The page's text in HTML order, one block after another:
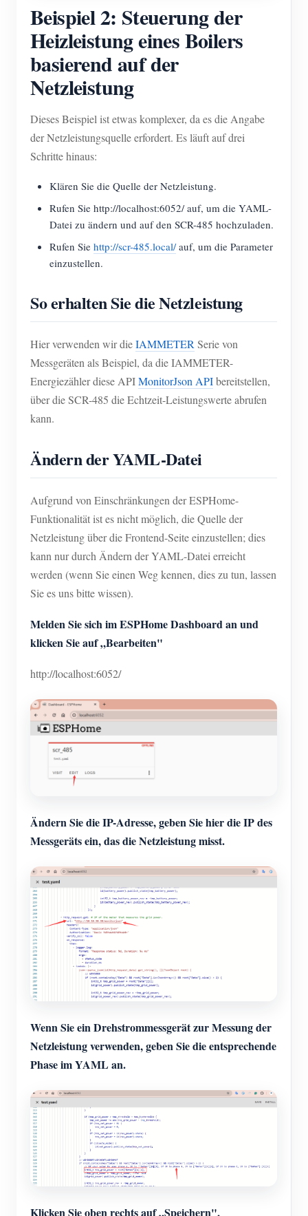
Beispiel 2: Steuerung der
Heizleistung eines Boilers
basierend auf der
Netzleistung
Dieses Beispiel ist etwas komplexer, da es die Angabe
der Netzleistungsquelle erfordert. Es läuft auf drei
Schritte hinaus:
Klären Sie die Quelle der Netzleistung.
Rufen Sie http://localhost:6052/ auf, um die YAML-
Datei zu ändern und auf den SCR-485 hochzuladen.
Rufen Sie http://scr-485.local/auf, um die Parameter
einzustellen.
So erhalten Sie die Netzleistung
Hier verwenden wir dieIAMMETER Serie von
Messgeräten als Beispiel, da die IAMMETER-
Energiezähler diese APIMonitorJson APIbereitstellen,
über die SCR-485 die Echtzeit-Leistungswerte abrufen
kann.
Ändern der YAML-Datei
Aufgrund von Einschränkungen der ESPHome-
Funktionalität ist es nicht möglich, die Quelle der
Netzleistung über die Frontend-Seite einzustellen; dies
kann nur durch Ändern der YAML-Datei erreicht
werden (wenn Sie einen Weg kennen, dies zu tun, lassen
Sie es uns bitte wissen).
Melden Sie sich im ESPHome Dashboard an und
klicken Sie auf „Bearbeiten"
http://localhost:6052/
Ändern Sie die IP-Adresse, geben Sie hier die IP des
Messgeräts ein, das die Netzleistung misst.
Wenn Sie ein Drehstrommessgerät zur Messung der
Netzleistung verwenden, geben Sie die entsprechende
Phase im YAML an.
Klicken Sie oben rechts auf „Speichern",